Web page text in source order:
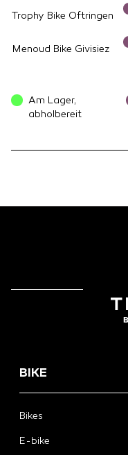
Trophy Bike Oftringen
Menoud Bike Givisiez
Am Lager,
abholbereit
BIKE
Bikes
E-bike